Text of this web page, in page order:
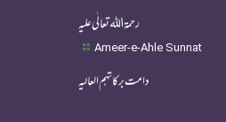
رحمۃ اللہ تعالٰی علیہ
Ameer-e-Ahle Sunnat
دامت برکاتہم العالیہ